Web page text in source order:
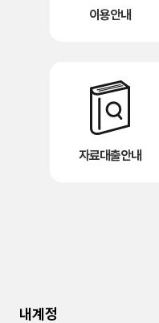
이용안내
자료대출안내
내계정